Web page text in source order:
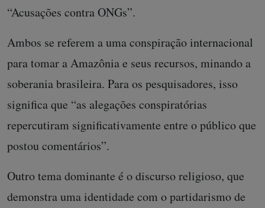
“Acusações contra ONGs”.
Ambos se referem a uma conspiração internacional
para tomar a Amazônia e seus recursos, minando a
soberania brasileira. Para os pesquisadores, isso
significa que “as alegações conspiratórias
repercutiram significativamente entre o público que
postou comentários”.
Outro tema dominante é o discurso religioso, que
demonstra uma identidade com o partidarismo de